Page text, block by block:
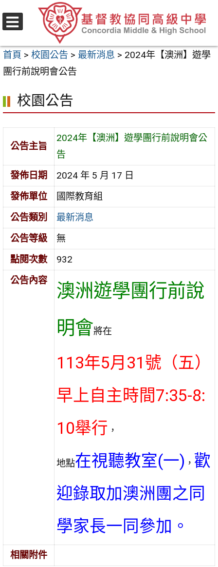
至
要
內
區
首頁 > 校園公告 > 最新消息 > 2024年【澳洲】遊學
團行前說明會公告
校園公告
公告主旨
2024年【澳洲】遊學團行前說明會公
告
發佈日期
2024 年 5 月 17 日
發佈單位
國際教育組
公告類別
最新消息
公告等級
無
點閱次數
932
公告內容
澳洲遊學團行前說
明會將在
113年5月31號（五）
早上自主時間7:35-8:
10舉行 ，
地點在視聽教室(一) ， 歡
迎錄取加澳洲團之同
學家長一同參加。
相關附件
選
單